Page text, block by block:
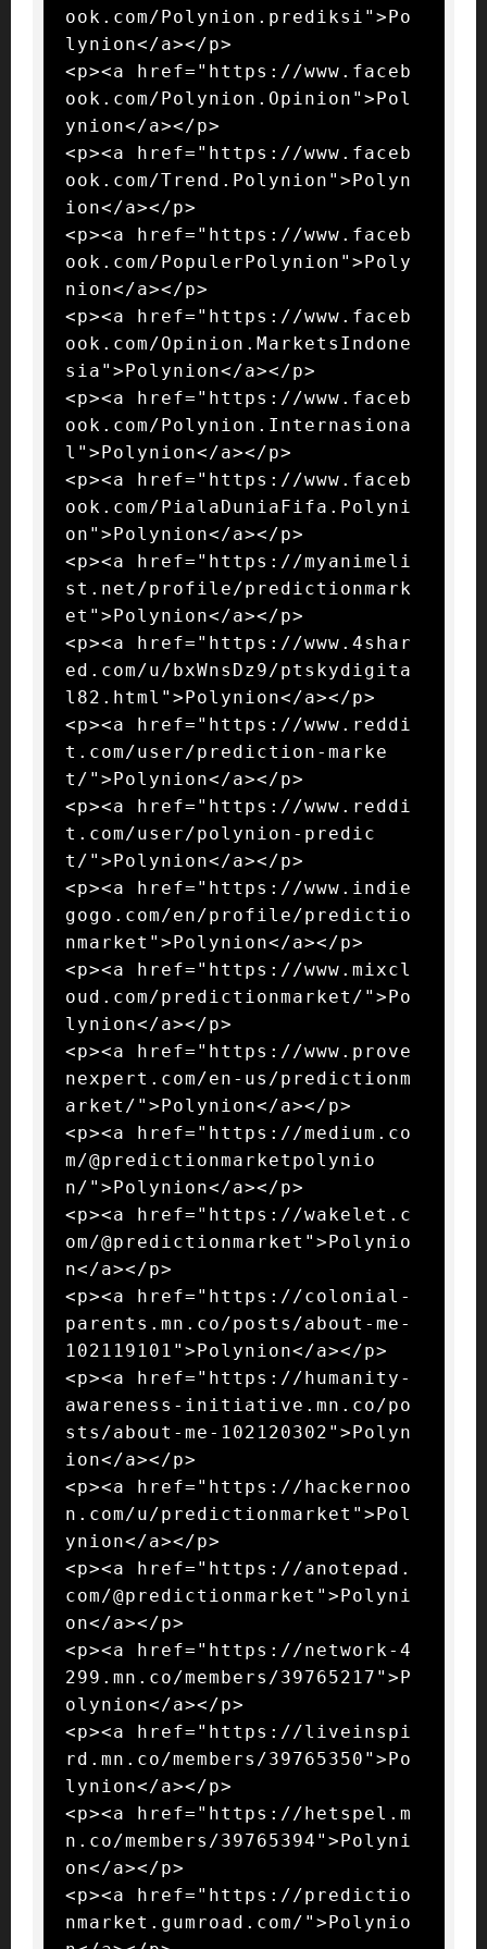
ook.com/Polynion.prediksi">Po
lynion</a></p>
<p><a href="https://www.faceb
ook.com/Polynion.Opinion">Pol
ynion</a></p>
<p><a href="https://www.faceb
ook.com/Trend.Polynion">Polyn
ion</a></p>
<p><a href="https://www.faceb
ook.com/PopulerPolynion">Poly
nion</a></p>
<p><a href="https://www.faceb
ook.com/Opinion.MarketsIndone
sia">Polynion</a></p>
<p><a href="https://www.faceb
ook.com/Polynion.Internasiona
l">Polynion</a></p>
<p><a href="https://www.faceb
ook.com/PialaDuniaFifa.Polyni
on">Polynion</a></p>
<p><a href="https://myanimeli
st.net/profile/predictionmark
et">Polynion</a></p>
<p><a href="https://www.4shar
ed.com/u/bxWnsDz9/ptskydigita
l82.html">Polynion</a></p>
<p><a href="https://www.reddi
t.com/user/prediction-marke
t/">Polynion</a></p>
<p><a href="https://www.reddi
t.com/user/polynion-predic
t/">Polynion</a></p>
<p><a href="https://www.indie
gogo.com/en/profile/predictio
nmarket">Polynion</a></p>
<p><a href="https://www.mixcl
oud.com/predictionmarket/">Po
lynion</a></p>
<p><a href="https://www.prove
nexpert.com/en-us/predictionm
arket/">Polynion</a></p>
<p><a href="https://medium.co
m/@predictionmarketpolynio
n/">Polynion</a></p>
<p><a href="https://wakelet.c
om/@predictionmarket">Polynio
n</a></p>
<p><a href="https://colonial-
parents.mn.co/posts/about-me-
102119101">Polynion</a></p>
<p><a href="https://humanity-
awareness-initiative.mn.co/po
sts/about-me-102120302">Polyn
ion</a></p>
<p><a href="https://hackernoo
n.com/u/predictionmarket">Pol
ynion</a></p>
<p><a href="https://anotepad.
com/@predictionmarket">Polyni
on</a></p>
<p><a href="https://network-4
299.mn.co/members/39765217">P
olynion</a></p>
<p><a href="https://liveinspi
rd.mn.co/members/39765350">Po
lynion</a></p>
<p><a href="https://hetspel.m
n.co/members/39765394">Polyni
on</a></p>
<p><a href="https://predictio
nmarket.gumroad.com/">Polynio